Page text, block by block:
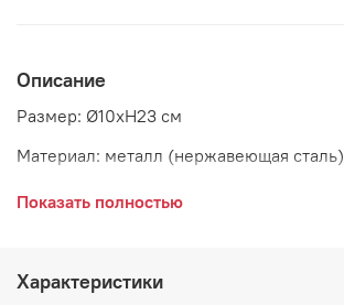
Описание
Размер: Ø10xH23 см
Материал: металл (нержавеющая сталь)
Страна: Дания
Показать полностью
Характеристики